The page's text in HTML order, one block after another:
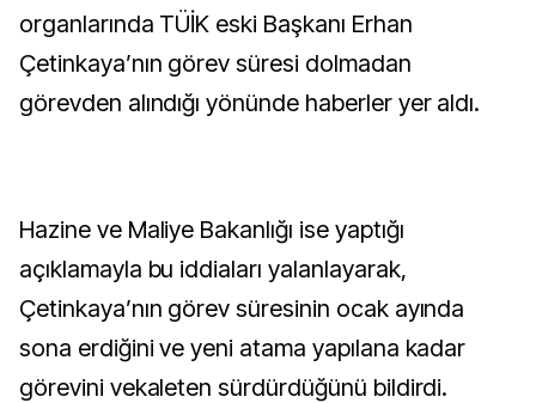
organlarında TÜİK eski Başkanı Erhan
Çetinkaya’nın görev süresi dolmadan
görevden alındığı yönünde haberler yer aldı.
Hazine ve Maliye Bakanlığı ise yaptığı
açıklamayla bu iddiaları yalanlayarak,
Çetinkaya’nın görev süresinin ocak ayında
sona erdiğini ve yeni atama yapılana kadar
görevini vekaleten sürdürdüğünü bildirdi.